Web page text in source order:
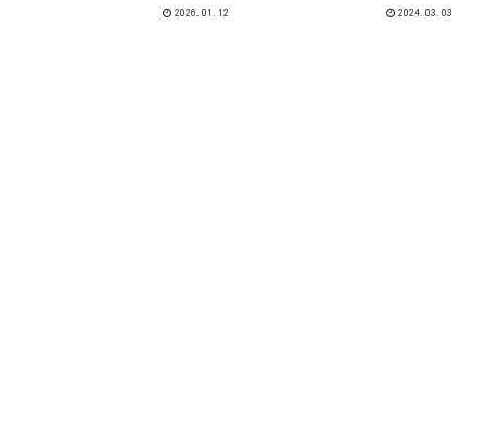
の状況確認しました。
2026.01.12
ので確認してみました。2024.03.03